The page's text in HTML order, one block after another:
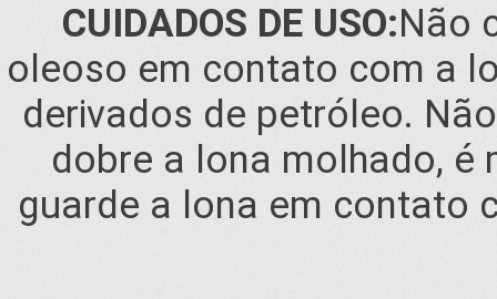
CUIDADOS DE USO:Não
oleoso em contato com a
derivados de petróleo.
dobre a lona molhado, é
guarde a lona em contato